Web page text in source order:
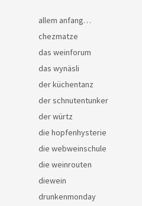
allem anfang…
chezmatze
das weinforum
das wynäsli
der küchentanz
der schnutentunker
der würtz
die hopfenhysterie
die webweinschule
die weinrouten
diewein
drunkenmonday